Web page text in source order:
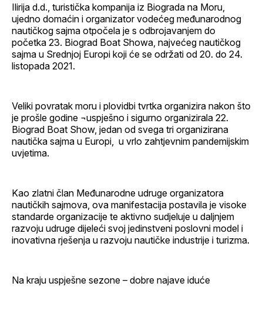
Ilirija d.d., turistička kompanija iz Biograda na Moru,
ujedno domaćin i organizator vodećeg međunarodnog
nautičkog sajma otpočela je s odbrojavanjem do
početka 23. Biograd Boat Showa, najvećeg nautičkog
sajma u Srednjoj Europi koji će se održati od 20. do 24.
listopada 2021.
Veliki povratak moru i plovidbi tvrtka organizira nakon što
je prošle godine ¬uspješno i sigurno organizirala 22.
Biograd Boat Show, jedan od svega tri organizirana
nautička sajma u Europi, u vrlo zahtjevnim pandemijskim
uvjetima.
Kao zlatni član Međunarodne udruge organizatora
nautičkih sajmova, ova manifestacija postavila je visoke
standarde organizacije te aktivno sudjeluje u daljnjem
razvoju udruge dijeleći svoj jedinstveni poslovni model i
inovativna rješenja u razvoju nautičke industrije i turizma.
Na kraju uspješne sezone – dobre najave iduće